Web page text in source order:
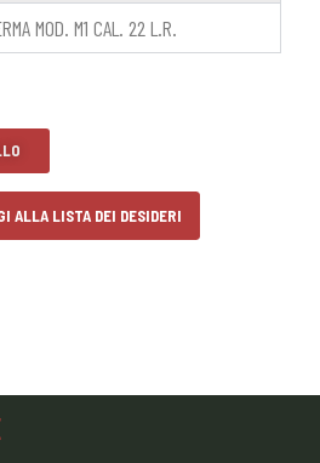
MOD. M1 CAL. 22 L.R.
ALLA LISTA DEI DESIDERI